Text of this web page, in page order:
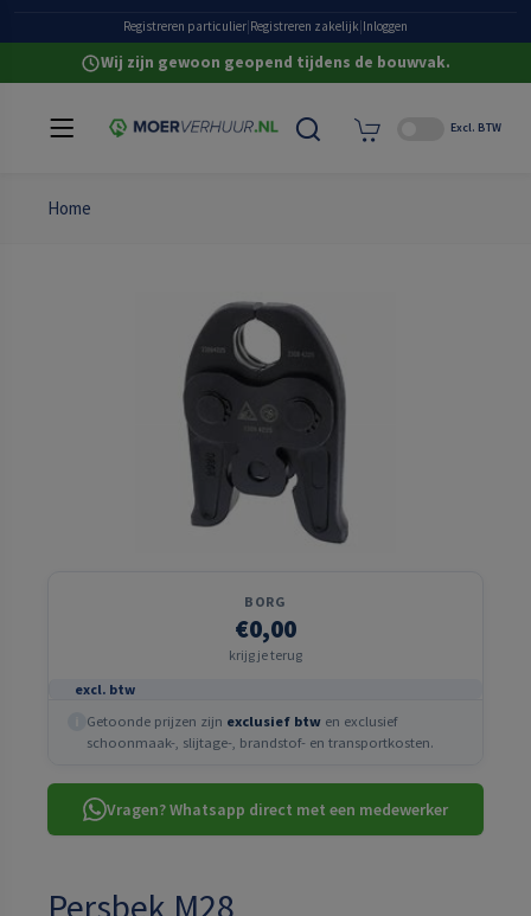
Heldere all-in prijzenRegistreren particulier Registreren zakelijk Inloggen
Wij zijn gewoon geopend tijdens de bouwvak.
Excl. BTW
Home
BORG
€0,00
krijg je terug
excl. btw
Getoonde prijzen zijn exclusief btw en exclusief
schoonmaak-, slijtage-, brandstof- en transportkosten.
Vragen? Whatsapp direct met een medewerker
Persbek M28